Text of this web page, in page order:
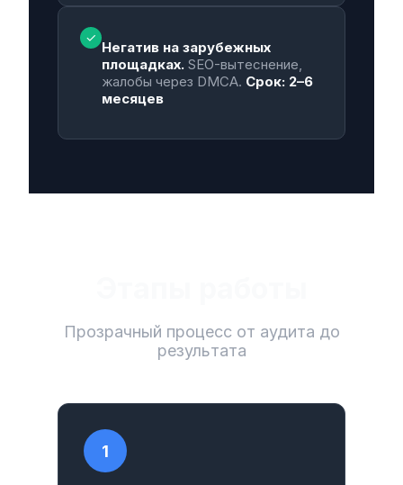
✓
Негатив на зарубежных
площадках. SEO-вытеснение,
жалобы через DMCA. Срок: 2–6
месяцев
Прозрачный процесс от аудита до
результата
1